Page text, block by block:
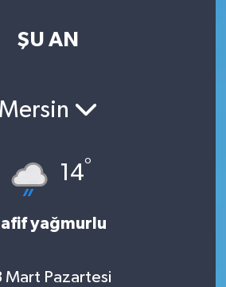
ŞU AN
Mersin
14°
yağmurlu
Mart Pazartesi